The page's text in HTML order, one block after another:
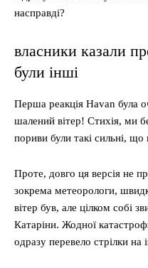
насправді?
власники казали
були інші
Перша реакція Havan була
шалений вітер! Стихія, ми
пориви були такі сильні,
Проте, довго ця версія не
зокрема метеорологи,
вітер був, але цілком собі
Катаріни. Жодної
одразу перевело стрілки на